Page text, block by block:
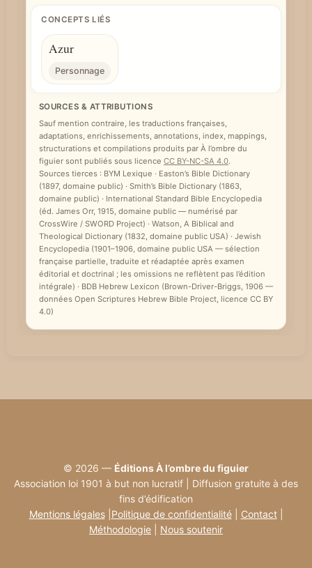
CONCEPTS LIÉS
Azur
Personnage
SOURCES & ATTRIBUTIONS
Sauf mention contraire, les traductions françaises,
adaptations, enrichissements, annotations, index, mappings,
structurations et compilations produits par À l’ombre du
figuier sont publiés sous licence CC BY-NC-SA 4.0.
Sources tierces : BYM Lexique · Easton’s Bible Dictionary
(1897, domaine public) · Smith’s Bible Dictionary (1863,
domaine public) · International Standard Bible Encyclopedia
(éd. James Orr, 1915, domaine public — numérisé par
CrossWire / SWORD Project) · Watson, A Biblical and
Theological Dictionary (1832, domaine public USA) · Jewish
Encyclopedia (1901–1906, domaine public USA — sélection
française partielle, traduite et réadaptée après examen
éditorial et doctrinal ; les omissions ne reflètent pas l’édition
intégrale) · BDB Hebrew Lexicon (Brown-Driver-Briggs, 1906 —
données Open Scriptures Hebrew Bible Project, licence CC BY
4.0)
© 2026 — Éditions À l’ombre du figuier
Association loi 1901 à but non lucratif | Diffusion gratuite à des
fins d’édification
Mentions légales| Politique de confidentialité| Contact|
Méthodologie
Nous soutenir